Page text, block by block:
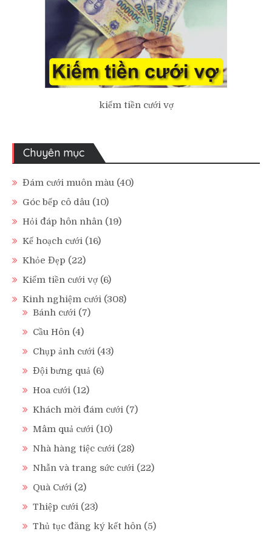
kiếm tiền cưới vợ
Chuyên mục
Đám cưới muôn màu (40)
Góc bếp cô dâu (10)
Hỏi đáp hôn nhân (19)
Kế hoạch cưới (16)
Khỏe Đẹp (22)
Kiếm tiền cưới vợ (6)
Kinh nghiệm cưới (308)
Bánh cưới (7)
Cầu Hôn (4)
Chụp ảnh cưới (43)
Đội bưng quả (6)
Hoa cưới (12)
Khách mời đám cưới (7)
Mâm quả cưới (10)
Nhà hàng tiệc cưới (28)
Nhẫn và trang sức cưới (22)
Quà Cưới (2)
Thiệp cưới (23)
Thủ tục đăng ký kết hôn (5)